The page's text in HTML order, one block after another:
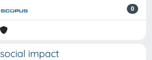
0
social impact